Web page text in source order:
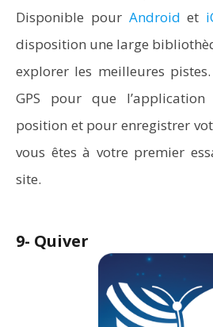
Disponible pour Android et
disposition une large
explorer les meilleures
GPS pour que
position et pour enregistrer
vous êtes à votre premier
site.
9- Quiver